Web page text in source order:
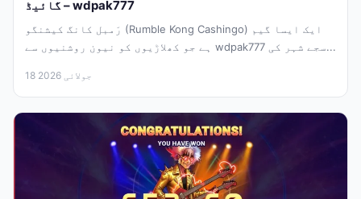
گائیڈ – wdpak777
رَمبل کانگ کیشنگو (Rumble Kong Cashingo) ایک ایسا گیم
ہے جو کھلاڑیوں کو نیون روشنیوں سے wdpak777 سجے شہر کی...
18 جولائی 2026